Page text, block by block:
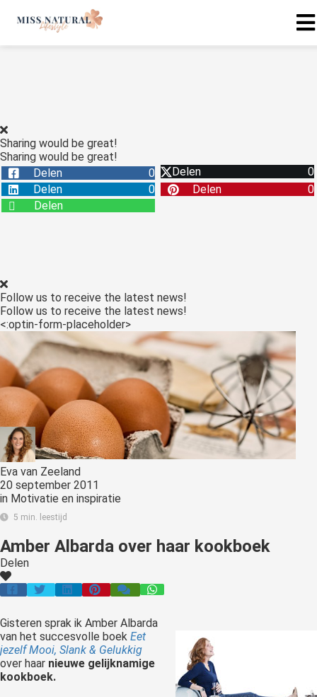
Sharing would be great!
Sharing would be great!
Delen
0 Delen
0
Delen
0 Delen
0
Delen
Follow us to receive the latest news!
Follow us to receive the latest news!
<:optin-form-placeholder>
Eva van Zeeland
20 september 2011
in Motivatie en inspiratie
5 min. leestijd
Amber Albarda over haar kookboek
Delen
Gisteren sprak ik Amber Albarda
van het succesvolle boek Eet
jezelf Mooi, Slank & Gelukkig
over haar nieuwe gelijknamige
kookboek.